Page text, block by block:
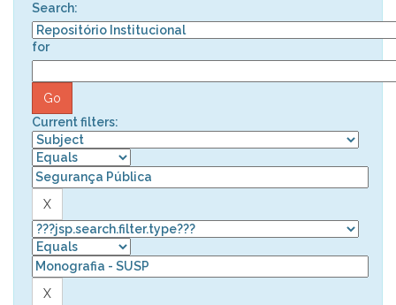
Search:
for
Current filters: